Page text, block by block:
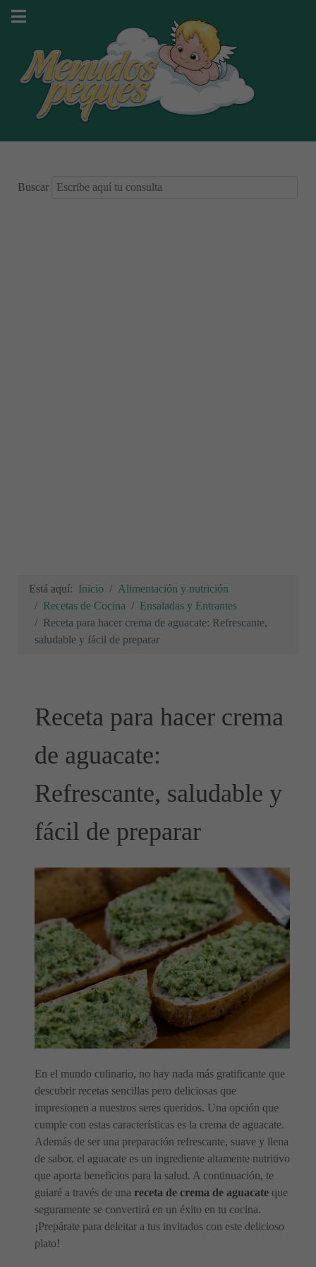
Buscar
Está aquí: Inicio
Alimentación y nutrición
Recetas de Cocina
Ensaladas y Entrantes
Receta para hacer crema de aguacate: Refrescante,
saludable y fácil de preparar
Receta para hacer crema
de aguacate:
Refrescante, saludable y
fácil de preparar
En el mundo culinario, no hay nada más gratificante que
descubrir recetas sencillas pero deliciosas que
impresionen a nuestros seres queridos. Una opción que
cumple con estas características es la crema de aguacate.
Además de ser una preparación refrescante, suave y llena
de sabor, el aguacate es un ingrediente altamente nutritivo
que aporta beneficios para la salud. A continuación, te
guiaré a través de una receta de crema de aguacate que
seguramente se convertirá en un éxito en tu cocina.
¡Prepárate para deleitar a tus invitados con este delicioso
plato!